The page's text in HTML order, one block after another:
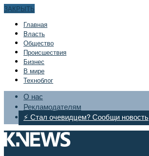
ЗАКРЫТЬ
Главная
Bласть
Общество
Происшествия
Бизнес
В мире
Техноблог
О нас
Рекламодателям
⚡ Стал очевидцем? Сообщи новость